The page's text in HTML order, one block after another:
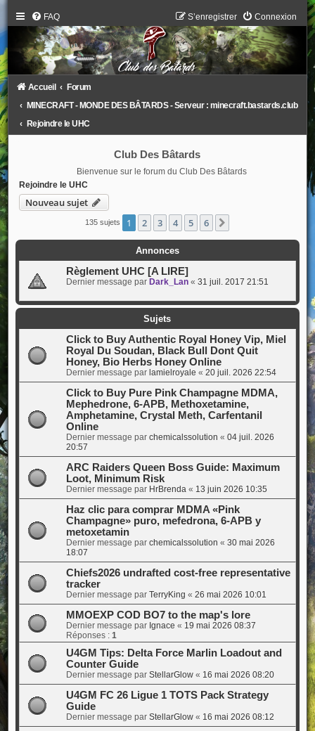
FAQ Connexion
S’enregistrer
Accueil
Forum
MINECRAFT - MONDE DES BÂTARDS - Serveur : minecraft.bastards.club
Rejoindre le UHC
Club Des Bâtards
Bienvenue sur le forum du Club Des Bâtards
Rejoindre le UHC
Nouveau sujet
135 sujets 1 2 3 4 5 6
Annonces
Règlement UHC [A LIRE]
Dernier message par Dark_Lan« 31 juil. 2017 21:51
Sujets
Click to Buy Authentic Royal Honey Vip, Miel
Royal Du Soudan, Black Bull Dont Quit
Honey, Bio Herbs Honey Online
Dernier message par lamielroyale « 20 juil. 2026 22:54
Click to Buy Pure Pink Champagne MDMA,
Mephedrone, 6-APB, Methoxetamine,
Amphetamine, Crystal Meth, Carfentanil
Online
Dernier message par chemicalssolution « 04 juil. 2026
20:57
ARC Raiders Queen Boss Guide: Maximum
Loot, Minimum Risk
Dernier message par HrBrenda« 13 juin 2026 10:35
Haz clic para comprar MDMA «Pink
Champagne» puro, mefedrona, 6-APB y
metoxetamin
Dernier message par chemicalssolution « 30 mai 2026
18:07
Chiefs2026 undrafted cost-free representative
tracker
Dernier message par TerryKing « 26 mai 2026 10:01
MMOEXP COD BO7 to the map's lore
Dernier message par Ignace « 19 mai 2026 08:37
Réponses : 1
U4GM Tips: Delta Force Marlin Loadout and
Counter Guide
Dernier message par StellarGlow« 16 mai 2026 08:20
U4GM FC 26 Ligue 1 TOTS Pack Strategy
Guide
Dernier message par StellarGlow« 16 mai 2026 08:12